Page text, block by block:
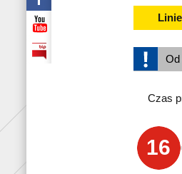
Linie
Od
Czas
16